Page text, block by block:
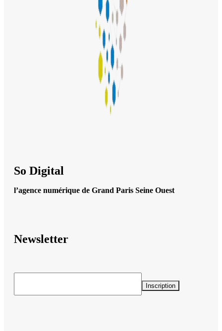
So Digital
l’agence numérique de Grand Paris Seine Ouest
Newsletter